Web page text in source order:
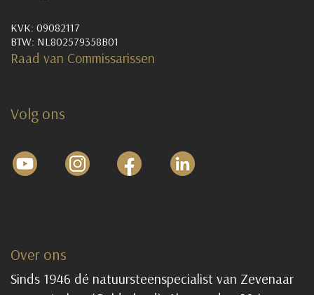
KVK: 09082117
BTW: NL802579358B01
Raad van Commissarissen
Volg ons
Over ons
Sinds 1946 dé natuursteenspecialist van Zevenaar